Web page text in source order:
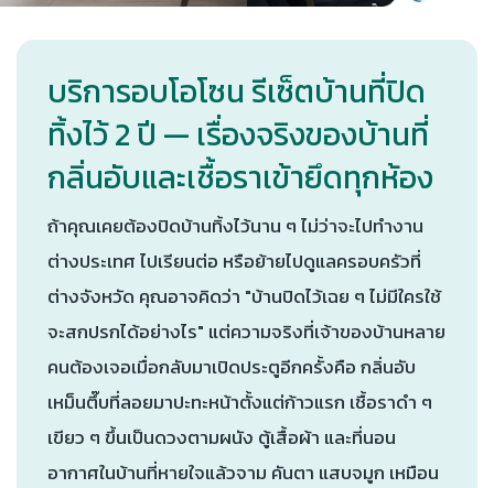
บริการอบโอโซน รีเซ็ตบ้านที่ปิด
ทิ้งไว้ 2 ปี — เรื่องจริงของบ้านที่
กลิ่นอับและเชื้อราเข้ายึดทุกห้อง
ถ้าคุณเคยต้องปิดบ้านทิ้งไว้นาน ๆ ไม่ว่าจะไปทำงาน
ต่างประเทศ ไปเรียนต่อ หรือย้ายไปดูแลครอบครัวที่
ต่างจังหวัด คุณอาจคิดว่า "บ้านปิดไว้เฉย ๆ ไม่มีใครใช้
จะสกปรกได้อย่างไร" แต่ความจริงที่เจ้าของบ้านหลาย
คนต้องเจอเมื่อกลับมาเปิดประตูอีกครั้งคือ กลิ่นอับ
เหม็นตึ๊บที่ลอยมาปะทะหน้าตั้งแต่ก้าวแรก เชื้อราดำ ๆ
เขียว ๆ ขึ้นเป็นดวงตามผนัง ตู้เสื้อผ้า และที่นอน
อากาศในบ้านที่หายใจแล้วจาม คันตา แสบจมูก เหมือน